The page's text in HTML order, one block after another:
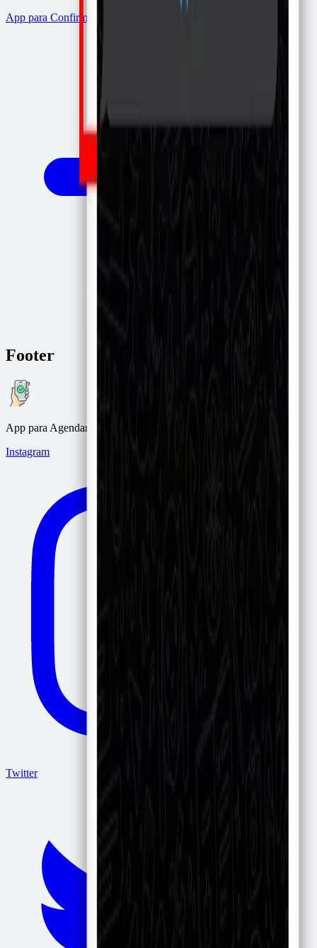
App para Confirmar por WhatsApp
Footer
App para Agendar, Confirmar y Recordar citas por WhatsApp.
Instagram
Twitter